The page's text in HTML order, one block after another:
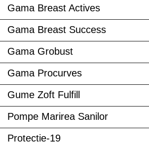
Gama Breast Actives
Gama Breast Success
Gama Grobust
Gama Procurves
Gume Zoft Fulfill
Pompe Marirea Sanilor
Protectie-19